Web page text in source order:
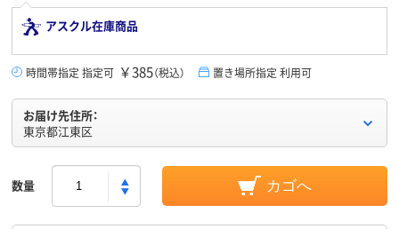
アスクル在庫商品
時間帯指定 指定可 ￥385（税込） 置き場所指定 利用可
お届け先住所：
東京都江東区
数量 カゴへ